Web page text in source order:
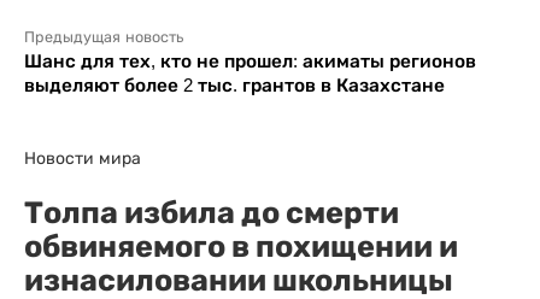
Предыдущая новость
Шанс для тех, кто не прошел: акиматы регионов
выделяют более 2 тыс. грантов в Казахстане
Новости мира
Толпа избила до смерти
обвиняемого в похищении и
изнасиловании школьницы